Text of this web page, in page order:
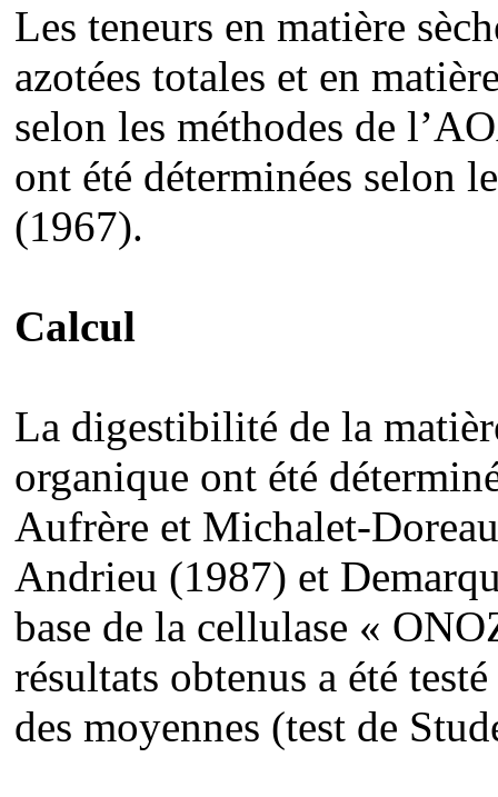
Les teneurs en matière
azotées totales et en
selon les méthodes de
ont été déterminées selon
(1967).
Calcul
La digestibilité de la
organique ont été
Aufrère et Michalet-
Andrieu (1987) et
base de la cellulase «
résultats obtenus a été
des moyennes (test de